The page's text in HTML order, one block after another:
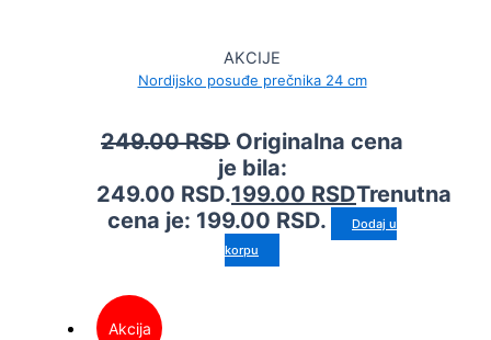
AKCIJE
Nordijsko posuđe prečnika 24 cm
249.00RSD Originalna cena
je bila:
249.00 RSD.199.00 RSDTrenutna
cena je: 199.00 RSD.
Dodaj u
korpu
Akcija